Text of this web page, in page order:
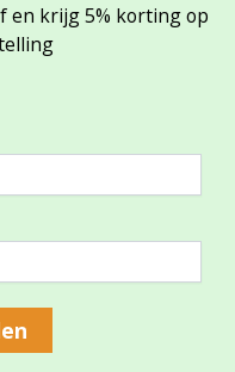
en krijg 5% korting op